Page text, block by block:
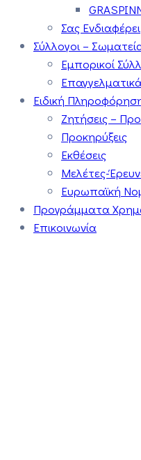
Σας Ενδιαφέρει
Σύλλογοι –
Εμπορικοί
Ειδική
Ζητήσεις –
Προκηρύξεις
Εκθέσεις
Μελέτες-
Ευρωπαϊκή
Προγράμματα
Επικοινωνία